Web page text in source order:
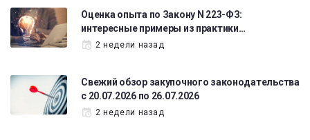
Оценка опыта по Закону N 223-ФЗ:
интересные примеры из практики…
2 недели назад
Свежий обзор закупочного законодательства
с 20.07.2026 по 26.07.2026
2 недели назад